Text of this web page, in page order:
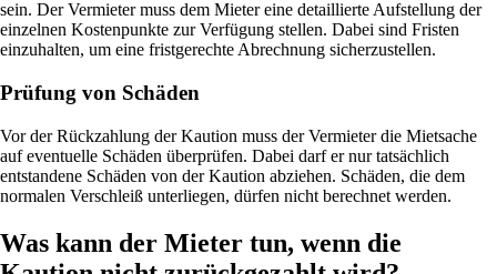
sein. Der Vermieter muss dem Mieter eine detaillierte Aufstellung der
einzelnen Kostenpunkte zur Verfügung stellen. Dabei sind Fristen
einzuhalten, um eine fristgerechte Abrechnung sicherzustellen.
Prüfung von Schäden
Vor der Rückzahlung der Kaution muss der Vermieter die Mietsache
auf eventuelle Schäden überprüfen. Dabei darf er nur tatsächlich
entstandene Schäden von der Kaution abziehen. Schäden, die dem
normalen Verschleiß unterliegen, dürfen nicht berechnet werden.
Was kann der Mieter tun, wenn die